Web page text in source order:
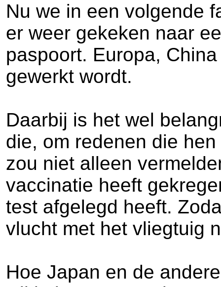
Nu we in een volgende
er weer gekeken naar
paspoort. Europa,
gewerkt wordt.
Daarbij is het wel
die, om redenen die
zou niet alleen
vaccinatie heeft
test afgelegd heeft.
vlucht met het vliegtuig
Hoe Japan en de